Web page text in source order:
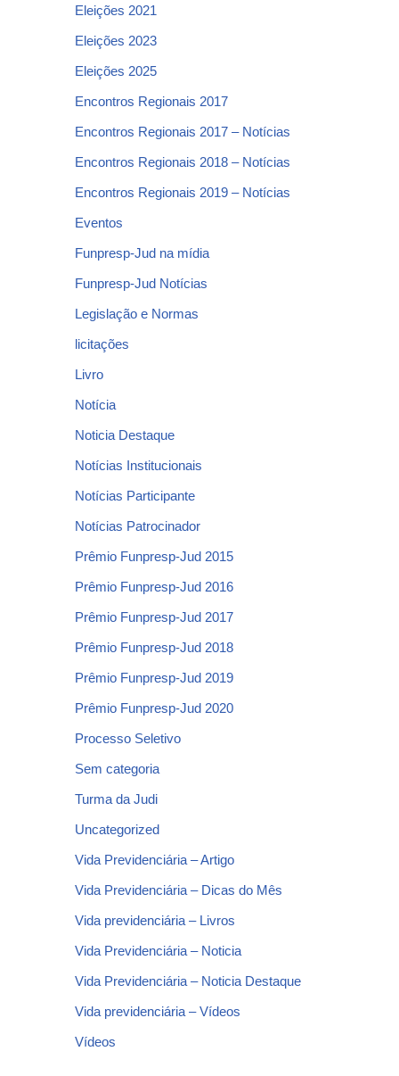
Eleições 2021
Eleições 2023
Eleições 2025
Encontros Regionais 2017
Encontros Regionais 2017 – Notícias
Encontros Regionais 2018 – Notícias
Encontros Regionais 2019 – Notícias
Eventos
Funpresp-Jud na mídia
Funpresp-Jud Notícias
Legislação e Normas
licitações
Livro
Notícia
Noticia Destaque
Notícias Institucionais
Notícias Participante
Notícias Patrocinador
Prêmio Funpresp-Jud 2015
Prêmio Funpresp-Jud 2016
Prêmio Funpresp-Jud 2017
Prêmio Funpresp-Jud 2018
Prêmio Funpresp-Jud 2019
Prêmio Funpresp-Jud 2020
Processo Seletivo
Sem categoria
Turma da Judi
Uncategorized
Vida Previdenciária – Artigo
Vida Previdenciária – Dicas do Mês
Vida previdenciária – Livros
Vida Previdenciária – Noticia
Vida Previdenciária – Noticia Destaque
Vida previdenciária – Vídeos
Vídeos